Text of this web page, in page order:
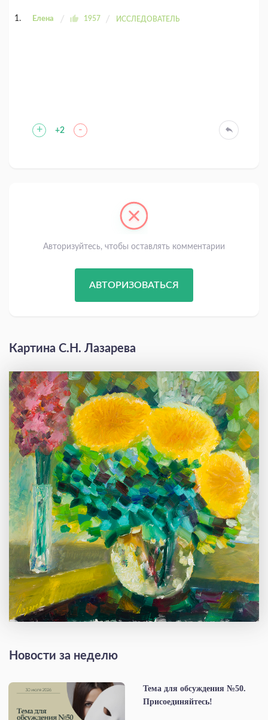
Елена 1957 ИССЛЕДОВАТЕЛЬ
+ +2 -
Авторизуйтесь, чтобы оставлять комментарии
АВТОРИЗОВАТЬСЯ
Картина С.Н. Лазарева
Новости за неделю
Тема для обсуждения №50.
Присоединяйтесь!